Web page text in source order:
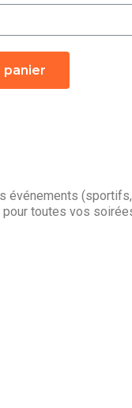
panier
événements (sportifs,
toutes vos